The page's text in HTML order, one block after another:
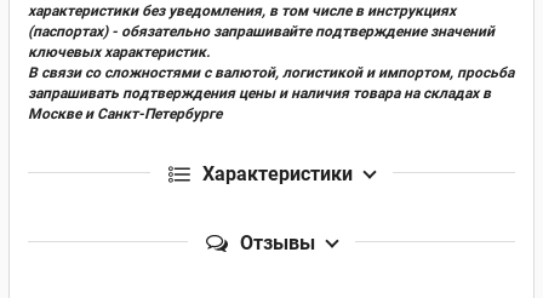
характеристики без уведомления, в том числе в инструкциях
(паспортах) - обязательно запрашивайте подтверждение значений
ключевых характеристик.
В связи со сложностями с валютой, логистикой и импортом, просьба
запрашивать подтверждения цены и наличия товара на складах в
Москве и Санкт-Петербурге
Характеристики
Отзывы